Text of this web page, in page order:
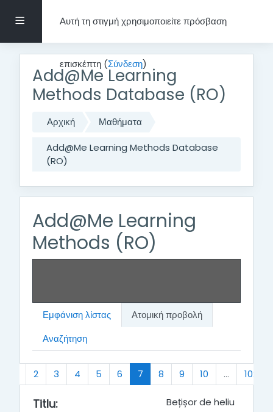
Πλευρικός πίνακας
Αυτή τη στιγμή χρησιμοποιείτε πρόσβαση
επισκέπτη (Σύνδεση)
Add@Me Learning
Methods Database (RO)
Αρχική
Μαθήματα
Add@Me Learning Methods Database
(RO)
Add@Me Learning
Methods (RO)
Εμφάνιση λίστας
Ατομική προβολή
Αναζήτηση
Προηγούμενο
2 3 4 5 6 7 (τρέχων)
8 9 10 … 102
Titlu: Bețișor de heliu